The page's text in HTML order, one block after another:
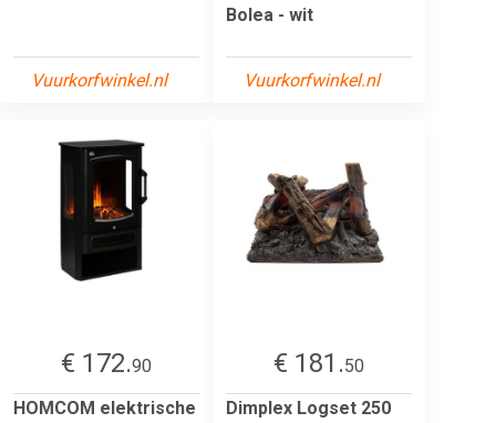
Vuurkorfwinkel.nl
Bolea - wit
Vuurkorfwinkel.nl
€ 172.90
HOMCOM elektrische
€ 181.50
Dimplex Logset 250